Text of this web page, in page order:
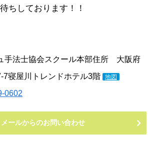
ちしております！！
手法士協会スクール本部住所 大阪府
7寝屋川トレンドホテル3階
地図
0602
メールからのお問い合わせ